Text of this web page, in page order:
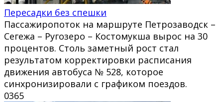
Пересадки без спешки
Пассажиропоток на маршруте Петрозаводск –
Сегежа – Ругозеро – Костомукша вырос на 30
процентов. Столь заметный рост стал
результатом корректировки расписания
движения автобуса № 528, которое
синхронизировали с графиком поездов.
0365